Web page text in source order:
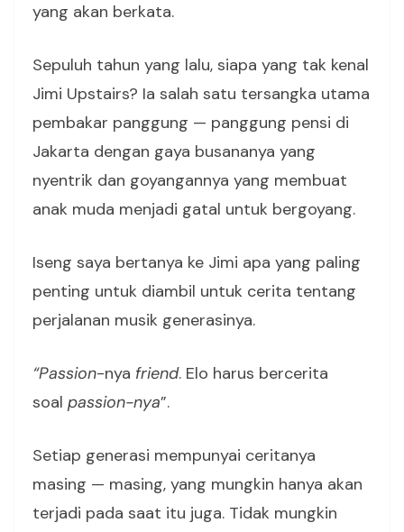
yang akan berkata.
Sepuluh tahun yang lalu, siapa yang tak kenal
Jimi Upstairs? Ia salah satu tersangka utama
pembakar panggung — panggung pensi di
Jakarta dengan gaya busananya yang
nyentrik dan goyangannya yang membuat
anak muda menjadi gatal untuk bergoyang.
Iseng saya bertanya ke Jimi apa yang paling
penting untuk diambil untuk cerita tentang
perjalanan musik generasinya.
“Passion-nya friend. Elo harus bercerita
soal passion-nya”.
Setiap generasi mempunyai ceritanya
masing — masing, yang mungkin hanya akan
terjadi pada saat itu juga. Tidak mungkin